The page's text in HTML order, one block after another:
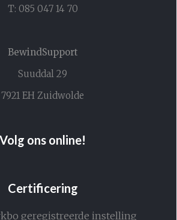
T: 085 047 14 70
BewindSupport
Suuddal 29
7921 EH Zuidwolde
Volg ons online!
Certificering
geregistreerde instelling